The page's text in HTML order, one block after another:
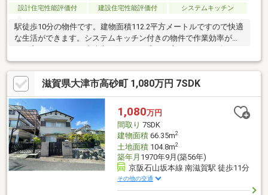
設計住宅性能評価付
建設住宅性能評価付 システムキッチン
駅徒歩10分の物件です。建物面積112.2平方メートルですので快適
な生活ができます。システムキッチン付きの物件で作業効率がと
す。当社では数多くの不動産情報を取り扱っておりますので、ま
ずはお問い合わせください。
滋賀県大津市高砂町 1,080万円 7SDK
1,080万円
間取り 7SDK
建物面積66.35m2
土地面積104.8m2
築年月 1970年9月(築56年)
京阪石山坂本線 南滋賀駅 徒歩11分
その他の交通